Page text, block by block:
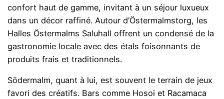
confort haut de gamme, invitant à un séjour luxueux
dans un décor raffiné. Autour d’Östermalmstorg, les
Halles Östermalms Saluhall offrent un condensé de la
gastronomie locale avec des étals foisonnants de
produits frais et traditionnels.
Södermalm, quant à lui, est souvent le terrain de jeux
favori des créatifs. Bars comme Hosoi et Racamaca